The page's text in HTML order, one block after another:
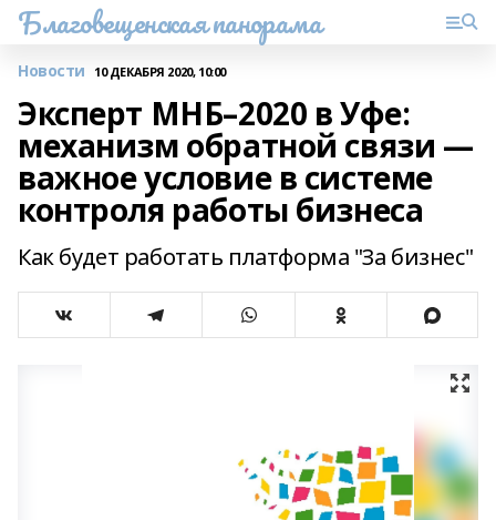
Благовещенская панорама
Новости 10 ДЕКАБРЯ 2020, 10:00
Эксперт МНБ–2020 в Уфе:
механизм обратной связи —
важное условие в системе
контроля работы бизнеса
Как будет работать платформа "За бизнес"